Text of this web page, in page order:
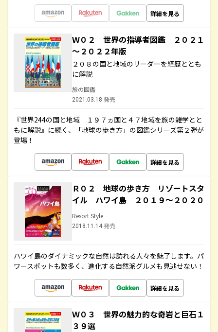
詳細を見る
Ｗ０２ 世界の指導者図鑑 ２０２１
～２０２２年版
２０８の国と地域のリーダーを経歴ととも
に解説
旅の図鑑
2021.03.18 発売
『世界244の国と地域 １９７ヵ国と４７地域を旅の雑学とと
もに解説』に続く、「地球の歩き方」の図鑑シリーズ第２弾が
登場！
詳細を見る
Ｒ０２ 地球の歩き方 リゾートスタ
イル ハワイ島 ２０１９～２０２０
Resort Style
2018.11.14 発売
ハワイ島のダイナミックな自然は訪れる人々を魅了します。パ
ワースポットも数多く、進化する自然派グルメも見逃せない！
詳細を見る
Ｗ０３ 世界の魅力的な奇岩と巨石１
３９選